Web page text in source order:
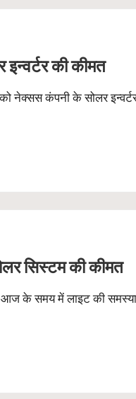
की कीमत
कंपनी के सोलर इन्वर्टर
सिस्टम की कीमत
के समय में लाइट की समस्या